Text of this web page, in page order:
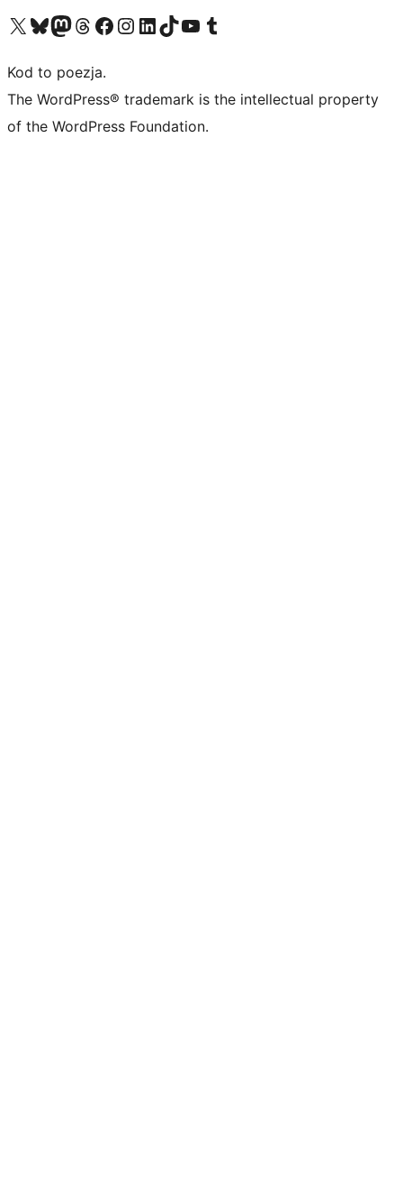
Odwiedź nasze konto X (dawniej Twitter)
Odwiedź nasze konto Bluesky
Odwiedź nasze konto na Mastodoncie
Odwiedź naszego Threadsa
Odwiedź naszego Facebooka
Odwiedź nasze konto na Instagramie
Odwiedź nasze konto na LinkedIn
Odwiedź naszego TikToka
Odwiedź nasz kanał YouTube
Odwiedź naszego Tumblra
Kod to poezja.
The WordPress® trademark is the intellectual property
of the WordPress Foundation.